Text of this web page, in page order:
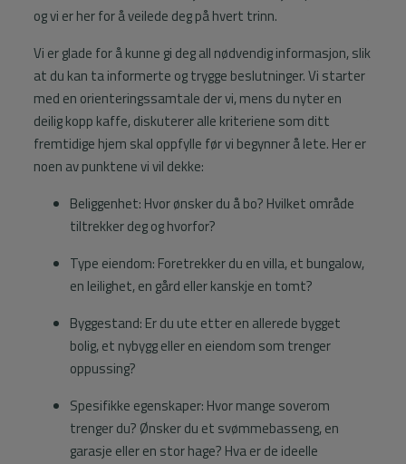
Videos
Info
Kontakt
og vi er her for å veilede deg på hvert trinn.
Vi er glade for å kunne gi deg all nødvendig informasjon, slik
at du kan ta informerte og trygge beslutninger. Vi starter
med en orienteringssamtale der vi, mens du nyter en
deilig kopp kaffe, diskuterer alle kriteriene som ditt
fremtidige hjem skal oppfylle før vi begynner å lete. Her er
noen av punktene vi vil dekke:
Beliggenhet: Hvor ønsker du å bo? Hvilket område
tiltrekker deg og hvorfor?
Type eiendom: Foretrekker du en villa, et bungalow,
en leilighet, en gård eller kanskje en tomt?
Byggestand: Er du ute etter en allerede bygget
bolig, et nybygg eller en eiendom som trenger
oppussing?
Spesifikke egenskaper: Hvor mange soverom
trenger du? Ønsker du et svømmebasseng, en
garasje eller en stor hage? Hva er de ideelle